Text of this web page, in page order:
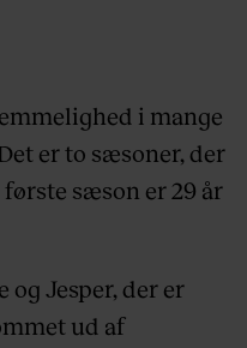
i mange
er to sæsoner, der
sæson er 29 år
og Jesper, der er
ud af